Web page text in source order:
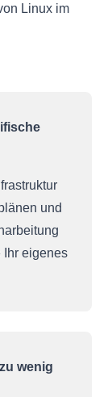
Linux im
und
Ihr eigenes
wenig